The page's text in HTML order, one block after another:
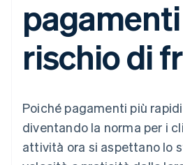
flessibile
Metodi di
pagamento
Accesso a
oltre 125
Terminal
Authorization
Boost
Accettazione
ottimizzata
della
Stripe
Data
Gestione del
Piattaforme
SaaS
Creator
Gaming
Ospitalità, viaggi e
Gestire gli
abbonamenti
Offrire addebiti in
all'utilizzo
Emettere carte
garantite da
gestisci i servizi
agenti
Roadmap del
Conferenza
Sessions
Lavora con noi
Sala stampa
Recapiti
Contattaci
rischio di
Poiché pagamenti più
diventando la norma per i
attività ora si aspettano lo